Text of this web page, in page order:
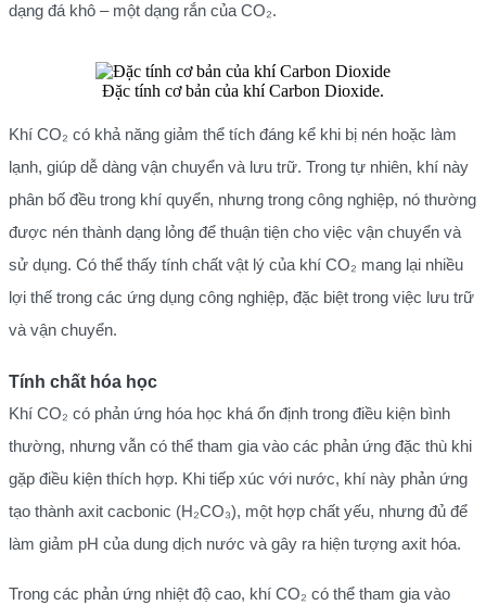
dạng đá khô – một dạng rắn của CO₂.
Đặc tính cơ bản của khí Carbon Dioxide.
Khí CO₂ có khả năng giảm thể tích đáng kể khi bị nén hoặc làm
lạnh, giúp dễ dàng vận chuyển và lưu trữ. Trong tự nhiên, khí này
phân bố đều trong khí quyển, nhưng trong công nghiệp, nó thường
được nén thành dạng lỏng để thuận tiện cho việc vận chuyển và
sử dụng. Có thể thấy tính chất vật lý của khí CO₂ mang lại nhiều
lợi thế trong các ứng dụng công nghiệp, đặc biệt trong việc lưu trữ
và vận chuyển.
Tính chất hóa học
Khí CO₂ có phản ứng hóa học khá ổn định trong điều kiện bình
thường, nhưng vẫn có thể tham gia vào các phản ứng đặc thù khi
gặp điều kiện thích hợp. Khi tiếp xúc với nước, khí này phản ứng
tạo thành axit cacbonic (H₂CO₃), một hợp chất yếu, nhưng đủ để
làm giảm pH của dung dịch nước và gây ra hiện tượng axit hóa.
Trong các phản ứng nhiệt độ cao, khí CO₂ có thể tham gia vào